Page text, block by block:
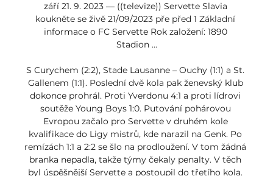
září 21. 9. 2023 — ((televize)) Servette Slavia
koukněte se živě 21/09/2023 pře před 1 Základní
informace o FC Servette Rok založení: 1890
Stadion ...
S Curychem (2:2), Stade Lausanne – Ouchy (1:1) a St.
Gallenem (1:1). Poslední dvě kola pak ženevský klub
dokonce prohrál. Proti Yverdonu 4:1 a proti lídrovi
soutěže Young Boys 1:0. Putování pohárovou
Evropou začalo pro Servette v druhém kole
kvalifikace do Ligy mistrů, kde narazil na Genk. Po
remízách 1:1 a 2:2 se šlo na prodloužení. V tom žádná
branka nepadla, takže týmy čekaly penalty. V těch
byl úspěšnější Servette a postoupil do třetího kola.